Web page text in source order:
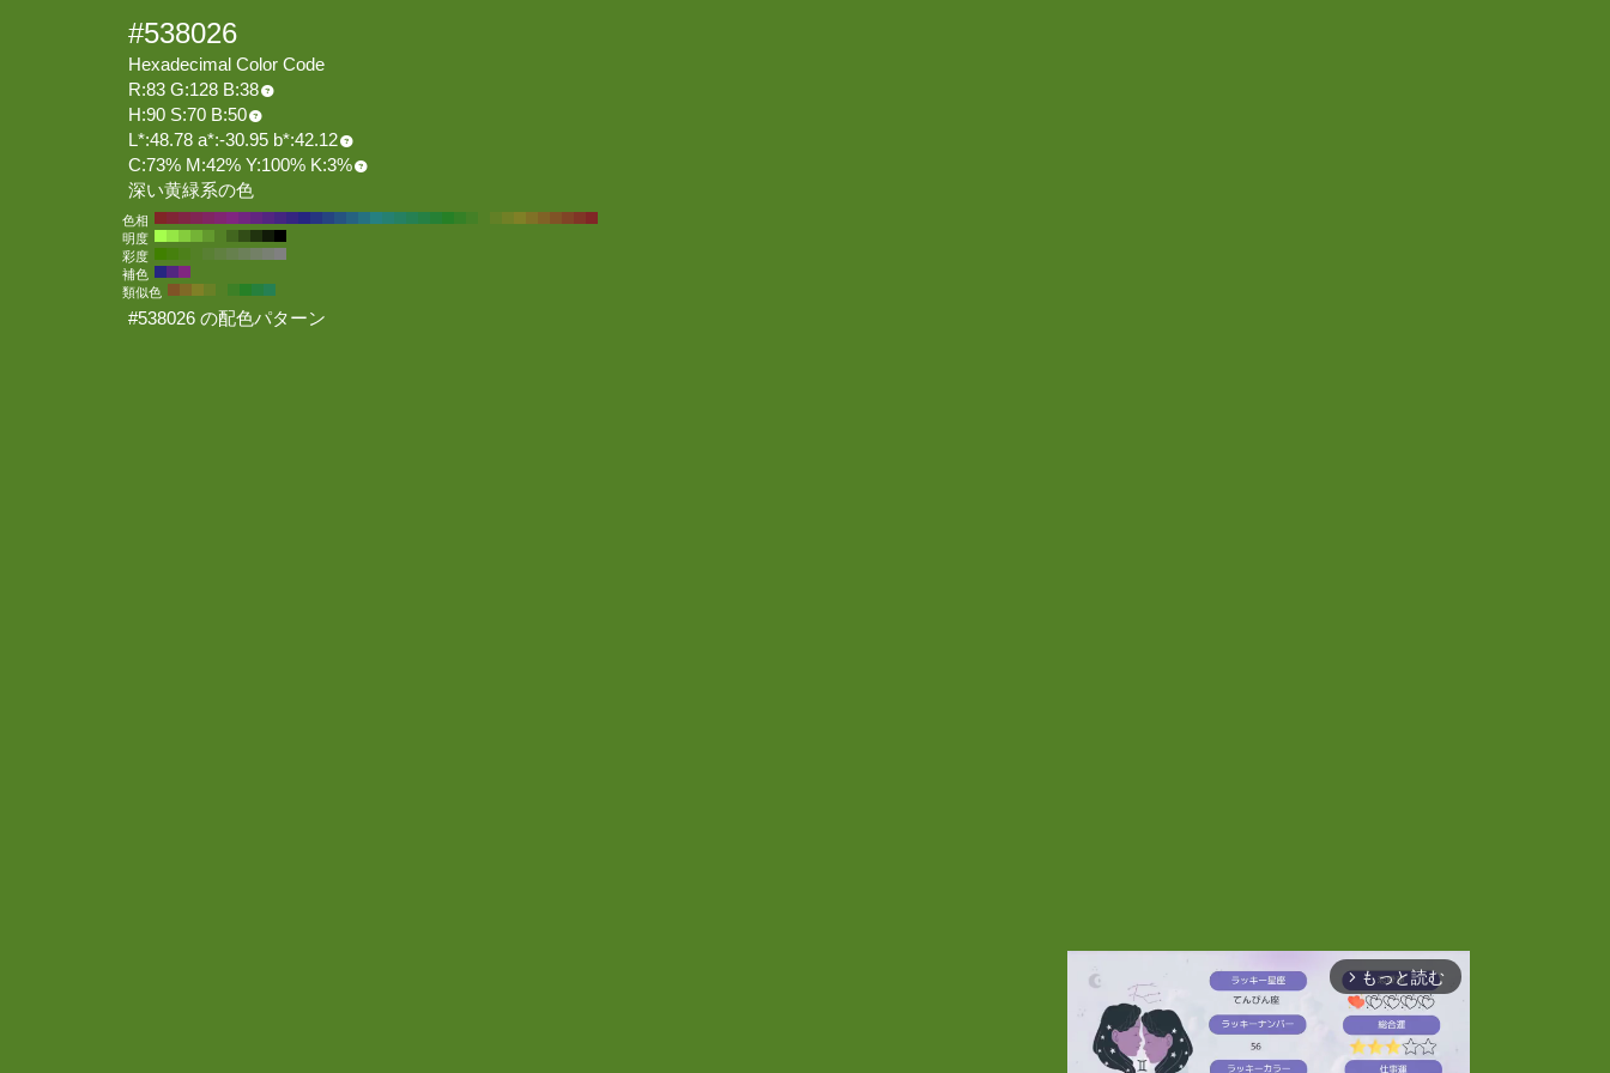
#538026
Hexadecimal Color Code
R:83 G:128 B:38
H:90 S:70 B:50
L*:48.78 a*:-30.95 b*:42.12
C:73% M:42% Y:100% K:3%
深い黄緑系の色
色相
明度
彩度
補色
類似色
#538026 の配色パターン
arrow_forward_ios もっと読む